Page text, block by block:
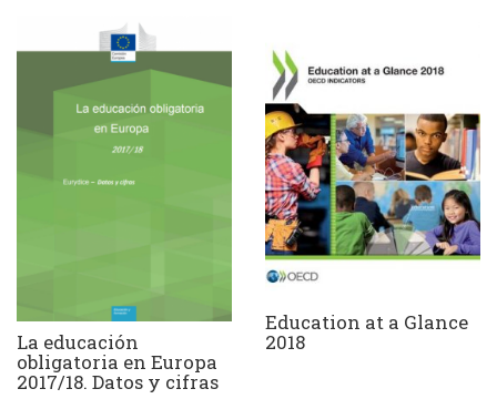
La educación
obligatoria en Europa
2017/18. Datos y cifras
Education at a Glance
2018